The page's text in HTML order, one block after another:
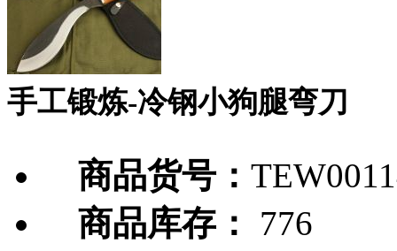
手工锻炼-冷钢小狗腿弯刀
商品货号：
商品库存：
776